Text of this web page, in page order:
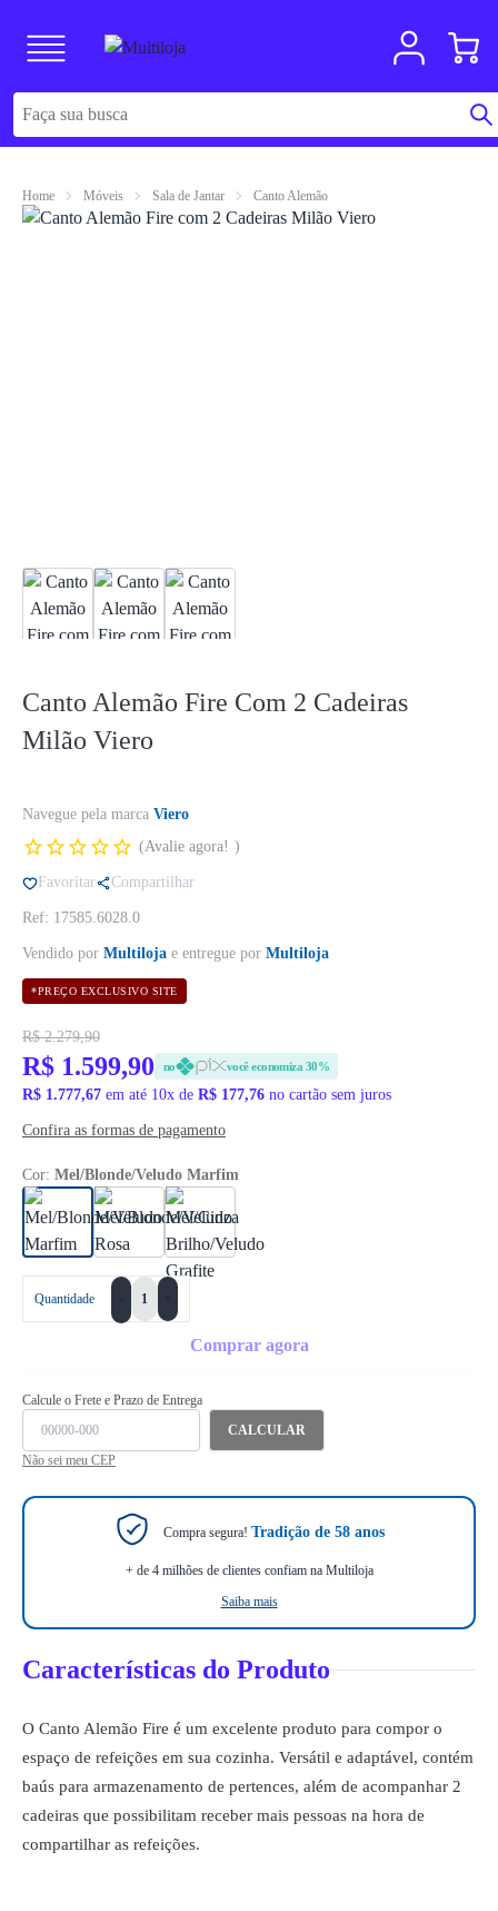
Home Móveis Sala de Jantar Canto Alemão
Canto Alemão Fire Com 2 Cadeiras
Milão Viero
Navegue pela marca Viero
Avalie agora!
Favoritar Compartilhar
Ref: 17585.6028.0
Vendido por Multiloja e entregue por Multiloja
*PREÇO EXCLUSIVO SITE
R$ 2.279,90
R$ 1.599,90 no você economiza 30%
R$ 1.777,67 em até 10x de R$ 177,76 no cartão sem juros
Confira as formas de pagamento
Cor: Mel/Blonde/Veludo Marfim
Quantidade
Comprar agora
Calcule o Frete e Prazo de Entrega
CALCULAR
Não sei meu CEP
Compra segura! Tradição de 58 anos
+ de 4 milhões de clientes confiam na Multiloja
Saiba mais
Características do Produto
O Canto Alemão Fire é um excelente produto para compor o
espaço de refeições em sua cozinha. Versátil e adaptável, contém
baús para armazenamento de pertences, além de acompanhar 2
cadeiras que possibilitam receber mais pessoas na hora de
compartilhar as refeições.